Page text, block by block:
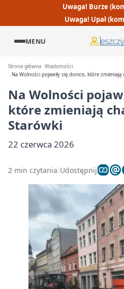
Uwaga! Burze
Uwaga! Upał
MENU
Strona główna Wiadomości
Na Wolności pojawiły się donice, które zmieniają
Na Wolności
które zmieniają
Starówki
22 czerwca 2026
2 min czytania Udostępnij